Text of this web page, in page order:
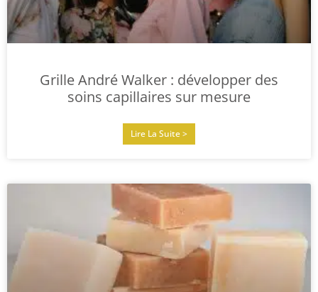
Grille André Walker : développer des
soins capillaires sur mesure
Lire La Suite >